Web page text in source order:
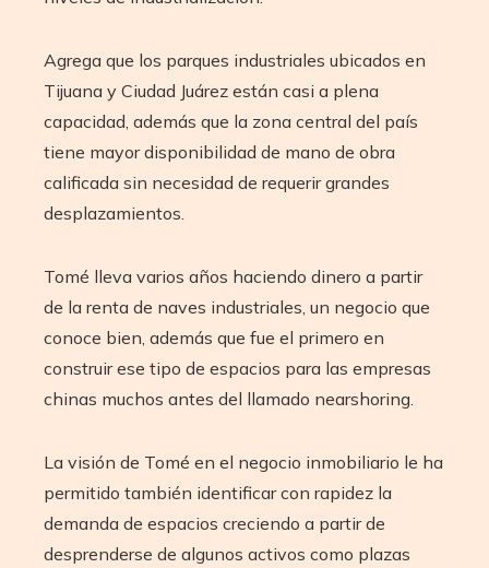
Agrega que los parques industriales ubicados en
Tijuana y Ciudad Juárez están casi a plena
capacidad, además que la zona central del país
tiene mayor disponibilidad de mano de obra
calificada sin necesidad de requerir grandes
desplazamientos.
Tomé lleva varios años haciendo dinero a partir
de la renta de naves industriales, un negocio que
conoce bien, además que fue el primero en
construir ese tipo de espacios para las empresas
chinas muchos antes del llamado nearshoring.
La visión de Tomé en el negocio inmobiliario le ha
permitido también identificar con rapidez la
demanda de espacios creciendo a partir de
desprenderse de algunos activos como plazas